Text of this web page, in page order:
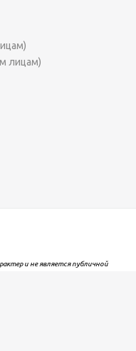
лицам)
и не является публичной